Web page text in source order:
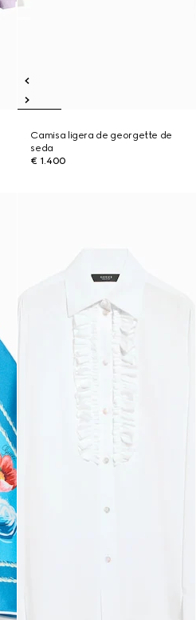
Camisa ligera de georgette de
seda
€ 1.400